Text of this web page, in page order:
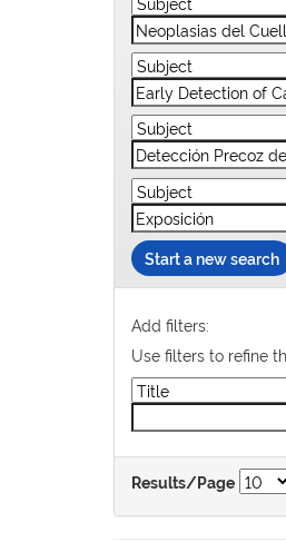
Start a new search
Add filters:
Use filters to refine
Results/Page